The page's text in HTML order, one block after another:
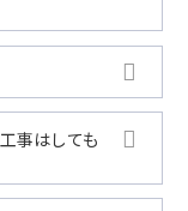
事はしても